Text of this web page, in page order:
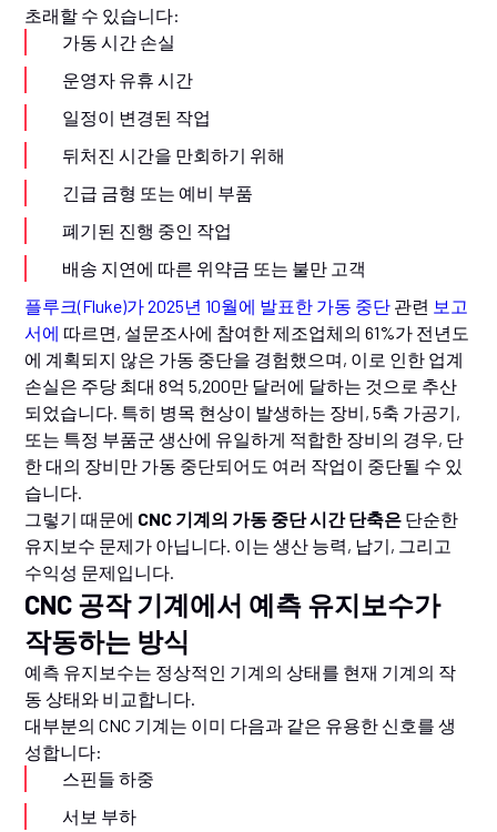
초래할 수 있습니다:
가동 시간 손실
운영자 유휴 시간
일정이 변경된 작업
뒤처진 시간을 만회하기 위해
긴급 금형 또는 예비 부품
폐기된 진행 중인 작업
배송 지연에 따른 위약금 또는 불만 고객
플루크(Fluke)가 2025년 10월에 발표한 가동 중단 관련 보고
서에 따르면, 설문조사에 참여한 제조업체의 61%가 전년도
에 계획되지 않은 가동 중단을 경험했으며, 이로 인한 업계
손실은 주당 최대 8억 5,200만 달러에 달하는 것으로 추산
되었습니다. 특히 병목 현상이 발생하는 장비, 5축 가공기,
또는 특정 부품군 생산에 유일하게 적합한 장비의 경우, 단
한 대의 장비만 가동 중단되어도 여러 작업이 중단될 수 있
습니다.
그렇기 때문에 CNC 기계의 가동 중단 시간 단축은 단순한
유지보수 문제가 아닙니다. 이는 생산 능력, 납기, 그리고
수익성 문제입니다.
CNC 공작 기계에서 예측 유지보수가
작동하는 방식
예측 유지보수는 정상적인 기계의 상태를 현재 기계의 작
동 상태와 비교합니다.
대부분의 CNC 기계는 이미 다음과 같은 유용한 신호를 생
성합니다:
스핀들 하중
서보 부하